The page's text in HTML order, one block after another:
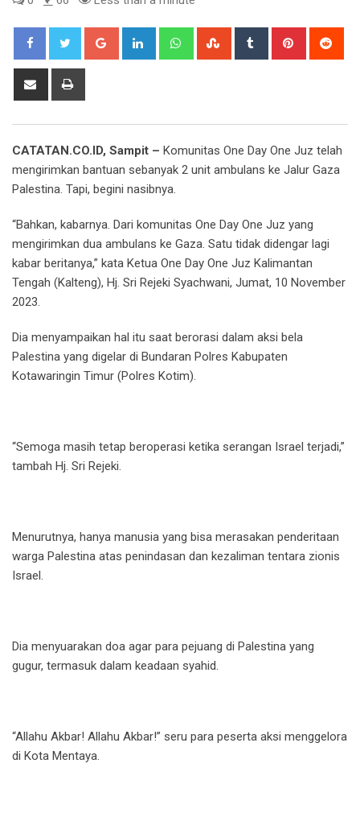
Google+ LinkedIn WhatsappStumbleUpon
Tumblr Pinterest
Share
CATATAN.CO.ID, Sampit – Komunitas One Day One Juz telah
mengirimkan bantuan sebanyak 2 unit ambulans ke Jalur Gaza
Palestina. Tapi, begini nasibnya.
“Bahkan, kabarnya. Dari komunitas One Day One Juz yang
mengirimkan dua ambulans ke Gaza. Satu tidak didengar lagi
kabar beritanya,” kata Ketua One Day One Juz Kalimantan
Tengah (Kalteng), Hj. Sri Rejeki Syachwani, Jumat, 10 November
2023.
Dia menyampaikan hal itu saat berorasi dalam aksi bela
Palestina yang digelar di Bundaran Polres Kabupaten
Kotawaringin Timur (Polres Kotim).
“Semoga masih tetap beroperasi ketika serangan Israel terjadi,”
tambah Hj. Sri Rejeki.
Menurutnya, hanya manusia yang bisa merasakan penderitaan
warga Palestina atas penindasan dan kezaliman tentara zionis
Israel.
Dia menyuarakan doa agar para pejuang di Palestina yang
gugur, termasuk dalam keadaan syahid.
“Allahu Akbar! Allahu Akbar!” seru para peserta aksi menggelora
di Kota Mentaya.